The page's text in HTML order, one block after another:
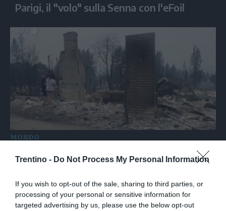
Trentino - Do Not Process My Personal Information
If you wish to opt-out of the sale, sharing to third parties, or
processing of your personal or sensitive information for
targeted advertising by us, please use the below opt-out
Parigi, il "volo" sulla Senna con l'eFoil
MONDO
Stati Uniti, la devastazione dopo gli
incendi a Spokane